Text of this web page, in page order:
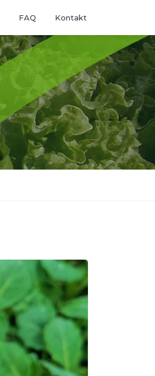
FAQ Kontakt